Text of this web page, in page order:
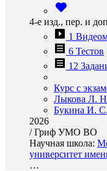
4-е изд., пер. и
1
6 Тестов
12
Курс с
Лыкова Л.
Букина И. С.
2026
/Гриф УМО ВО
Научная школа:
университет
…